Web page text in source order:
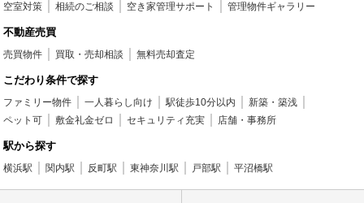
空室対策
相続のご相談 空き家管理サポート 管理物件ギャラリー
不動産売買
売買物件 買取・売却相談 無料売却査定
こだわり条件で探す
ファミリー物件 一人暮らし向け 駅徒歩10分以内
新築・築浅
ペット可
敷金礼金ゼロ セキュリティ充実 店舗・事務所
駅から探す
横浜駅 関内駅 反町駅 東神奈川駅 戸部駅 平沼橋駅